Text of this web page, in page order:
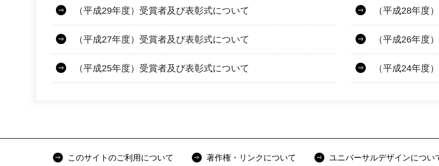
（平成29年度）受賞者及び表彰式について （平成28年度
（平成27年度）受賞者及び表彰式について （平成26年度
（平成25年度）受賞者及び表彰式について （平成24年度
このサイトのご利用について 著作権・リンクについて ユニバーサルデザインについ